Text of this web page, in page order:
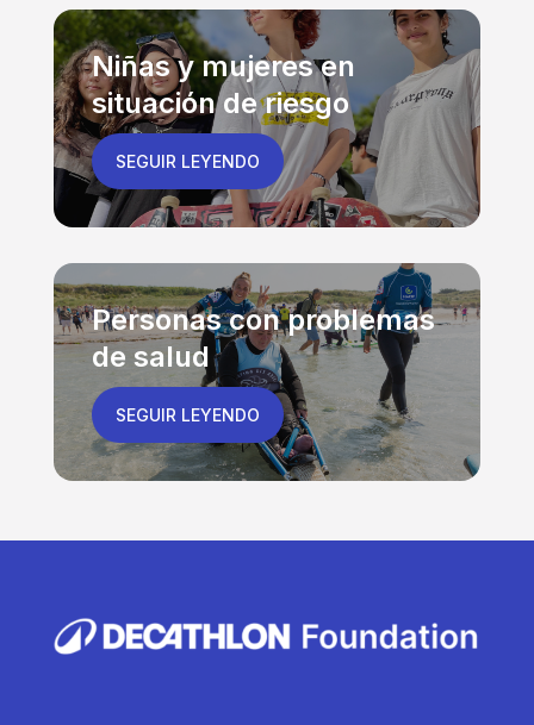
Niñas y mujeres en
situación de riesgo
SEGUIR LEYENDO
Personas con problemas
de salud
SEGUIR LEYENDO